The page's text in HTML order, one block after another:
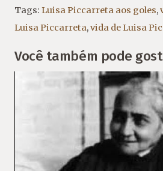
Tags: Luisa Piccarreta aos goles,
Luisa Piccarreta,vida de Luisa
Você também pode